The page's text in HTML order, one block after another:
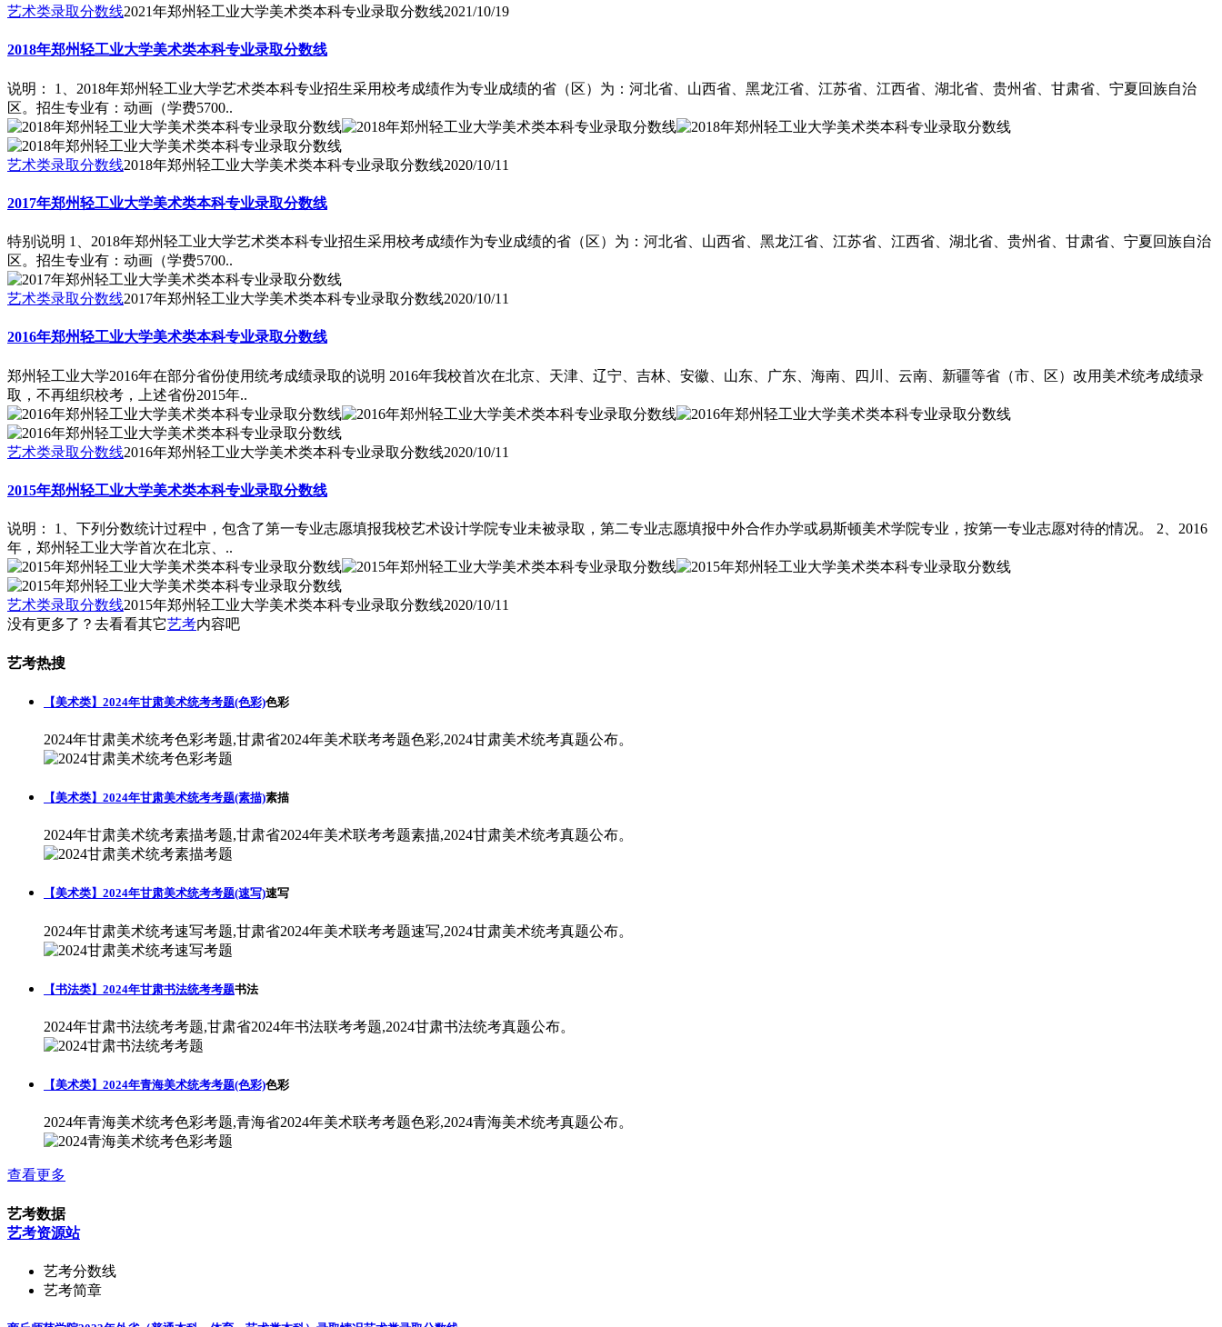
艺术类录取分数线2021年郑州轻工业大学美术类本科专业录取分数线2021/10/19
2018年郑州轻工业大学美术类本科专业录取分数线
说明： 1、2018年郑州轻工业大学艺术类本科专业招生采用校考成绩作为专业成绩的省（区）为：河北省、山西省、黑龙江省、江苏省、江西省、湖北省、贵州省、甘肃省、宁夏回族自治
区。招生专业有：动画（学费5700..
艺术类录取分数线2018年郑州轻工业大学美术类本科专业录取分数线2020/10/11
2017年郑州轻工业大学美术类本科专业录取分数线
特别说明 1、2018年郑州轻工业大学艺术类本科专业招生采用校考成绩作为专业成绩的省（区）为：河北省、山西省、黑龙江省、江苏省、江西省、湖北省、贵州省、甘肃省、宁夏回族自治
区。招生专业有：动画（学费5700..
艺术类录取分数线2017年郑州轻工业大学美术类本科专业录取分数线2020/10/11
2016年郑州轻工业大学美术类本科专业录取分数线
郑州轻工业大学2016年在部分省份使用统考成绩录取的说明 2016年我校首次在北京、天津、辽宁、吉林、安徽、山东、广东、海南、四川、云南、新疆等省（市、区）改用美术统考成绩录
取，不再组织校考，上述省份2015年..
艺术类录取分数线2016年郑州轻工业大学美术类本科专业录取分数线2020/10/11
2015年郑州轻工业大学美术类本科专业录取分数线
说明： 1、下列分数统计过程中，包含了第一专业志愿填报我校艺术设计学院专业未被录取，第二专业志愿填报中外合作办学或易斯顿美术学院专业，按第一专业志愿对待的情况。 2、2016
年，郑州轻工业大学首次在北京、..
艺术类录取分数线2015年郑州轻工业大学美术类本科专业录取分数线2020/10/11
没有更多了？去看看其它艺考内容吧
艺考热搜
【美术类】2024年甘肃美术统考考题(色彩)色彩
2024年甘肃美术统考色彩考题,甘肃省2024年美术联考考题色彩,2024甘肃美术统考真题公布。
【美术类】2024年甘肃美术统考考题(素描)素描
2024年甘肃美术统考素描考题,甘肃省2024年美术联考考题素描,2024甘肃美术统考真题公布。
【美术类】2024年甘肃美术统考考题(速写)速写
2024年甘肃美术统考速写考题,甘肃省2024年美术联考考题速写,2024甘肃美术统考真题公布。
【书法类】2024年甘肃书法统考考题书法
2024年甘肃书法统考考题,甘肃省2024年书法联考考题,2024甘肃书法统考真题公布。
【美术类】2024年青海美术统考考题(色彩)色彩
2024年青海美术统考色彩考题,青海省2024年美术联考考题色彩,2024青海美术统考真题公布。
查看更多
艺考数据
艺考资源站
艺考分数线
艺考简章